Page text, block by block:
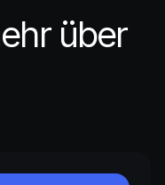
über